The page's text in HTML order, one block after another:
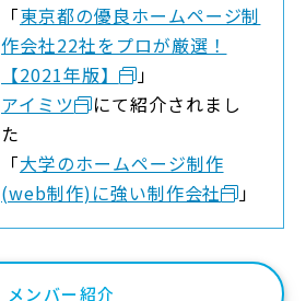
「東京都の優良ホームページ制
作会社22社をプロが厳選！
【2021年版】
」
アイミツ
にて紹介されまし
た
「大学のホームページ制作
(web制作)に強い制作会社
」
メンバー紹介